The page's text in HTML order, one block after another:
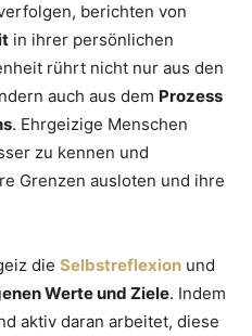
berichten von
in ihrer persönlichen
rührt nicht nur aus den
auch aus dem Prozess
. Ehrgeizige Menschen
zu kennen und
Grenzen ausloten und ihre
die Selbstreflexion und
Werte und Ziele. Indem
aktiv daran arbeitet, diese